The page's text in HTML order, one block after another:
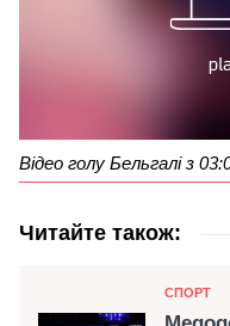
Відео голу Бельгалі з
Читайте також:
Категорія
СПОРТ